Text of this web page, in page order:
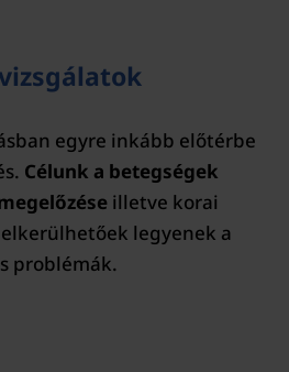
egyre inkább előtérbe
Célunk a betegségek
illetve korai
legyenek a
problémák.